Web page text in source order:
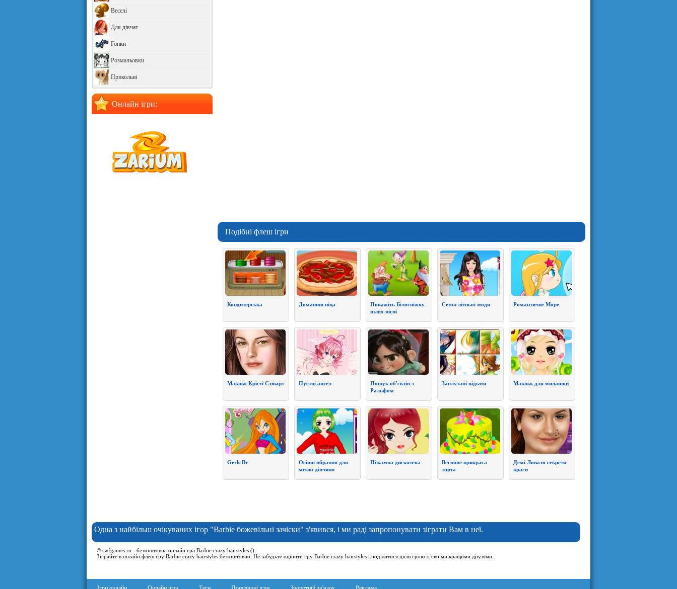
Одна з найбільш очікуваних ігор "Barbie божевільні зачіски" з'явився, і ми раді запропонувати зіграти Вам в неї.
© swfgames.ru - безкоштовна онлайн гра Barbie crazy hairstyles ().
Зіграйте в онлайн флеш гру Barbie crazy hairstyles безкоштовно. Не забудьте оцінити гру Barbie crazy hairstyles і поділитися цією грою зі своїми кращими друзями.
Веселі
Для дівчат
Гонки
Розмальовки
Прикольні
Онлайн ігри:
Подібні флеш ігри
Кондитерська Домашня піца
Покажіть Білосніжку
шлях пісні
Сезон літньої моди Романтичне Море
Макіяж Крісті Стюарт Пустці ангел
Пошук об'єктів з
Ральфом
Заплутані відьми Макіяж для милашки
Gerls Вт
Осінні вбрання для
милої дівчини
Піжамна дискотека
Весняне прикраса
торта
Демі Ловато секрети
краси